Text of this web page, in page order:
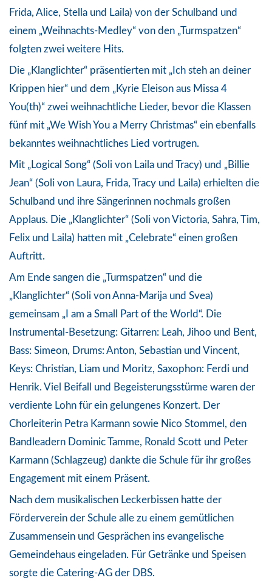
Frida, Alice, Stella und Laila) von der Schulband und
einem „Weihnachts-Medley“ von den „Turmspatzen“
folgten zwei weitere Hits.
Die „Klanglichter“ präsentierten mit „Ich steh an deiner
Krippen hier“ und dem „Kyrie Eleison aus Missa 4
You(th)“ zwei weihnachtliche Lieder, bevor die Klassen
fünf mit „We Wish You a Merry Christmas“ ein ebenfalls
bekanntes weihnachtliches Lied vortrugen.
Mit „Logical Song“ (Soli von Laila und Tracy) und „Billie
Jean“ (Soli von Laura, Frida, Tracy und Laila) erhielten die
Schulband und ihre Sängerinnen nochmals großen
Applaus. Die „Klanglichter“ (Soli von Victoria, Sahra, Tim,
Felix und Laila) hatten mit „Celebrate“ einen großen
Auftritt.
Am Ende sangen die „Turmspatzen“ und die
„Klanglichter“ (Soli von Anna-Marija und Svea)
gemeinsam „I am a Small Part of the World“. Die
Instrumental-Besetzung: Gitarren: Leah, Jihoo und Bent,
Bass: Simeon, Drums: Anton, Sebastian und Vincent,
Keys: Christian, Liam und Moritz, Saxophon: Ferdi und
Henrik. Viel Beifall und Begeisterungsstürme waren der
verdiente Lohn für ein gelungenes Konzert. Der
Chorleiterin Petra Karmann sowie Nico Stommel, den
Bandleadern Dominic Tamme, Ronald Scott und Peter
Karmann (Schlagzeug) dankte die Schule für ihr großes
Engagement mit einem Präsent.
Nach dem musikalischen Leckerbissen hatte der
Förderverein der Schule alle zu einem gemütlichen
Zusammensein und Gesprächen ins evangelische
Gemeindehaus eingeladen. Für Getränke und Speisen
sorgte die Catering-AG der DBS.